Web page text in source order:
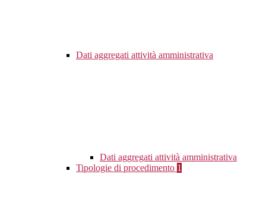
Dati aggregati attività amministrativa
Dati aggregati attività amministrativa
Tipologie di procedimento 1